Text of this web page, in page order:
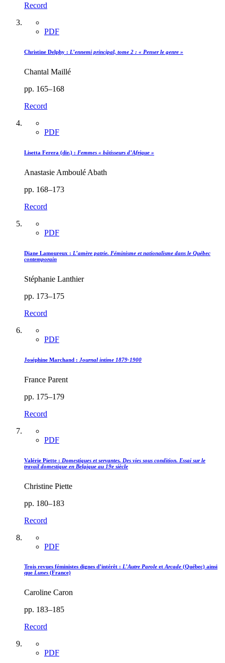
Record
PDF
Christine Delphy : L’ennemi principal, tome 2 : « Penser le genre »
Chantal Maillé
pp. 165–168
Record
PDF
Lisetta Ferera (dir.) : Femmes « bâtisseurs d’Afrique »
Anastasie Amboulé Abath
pp. 168–173
Record
PDF
Diane Lamoureux : L’amère patrie. Féminisme et nationalisme dans le Québec
contemporain
Stéphanie Lanthier
pp. 173–175
Record
PDF
Joséphine Marchand : Journal intime 1879-1900
France Parent
pp. 175–179
Record
PDF
Valérie Piette : Domestiques et servantes. Des vies sous condition. Essai sur le
travail domestique en Belgique au 19e siècle
Christine Piette
pp. 180–183
Record
PDF
Trois revues féministes dignes d’intérêt : L’Autre Parole etArcade (Québec) ainsi
que Lunes (France)
Caroline Caron
pp. 183–185
Record
PDF